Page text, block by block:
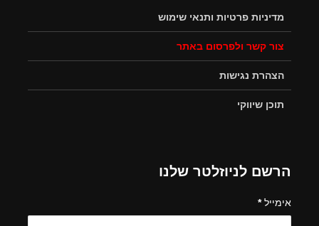
מדיניות פרטיות ותנאי שימוש
צור קשר ולפרסום באתר
הצהרת נגישות
תוכן שיווקי
הרשם לניוזלטר שלנו
אימייל*